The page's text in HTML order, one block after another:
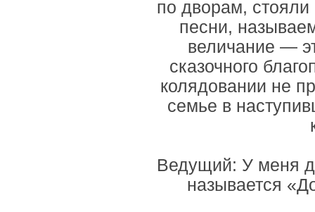
по дворам,
песни,
величание —
сказочного
колядовании не
семье в
Ведущий: У меня
называется